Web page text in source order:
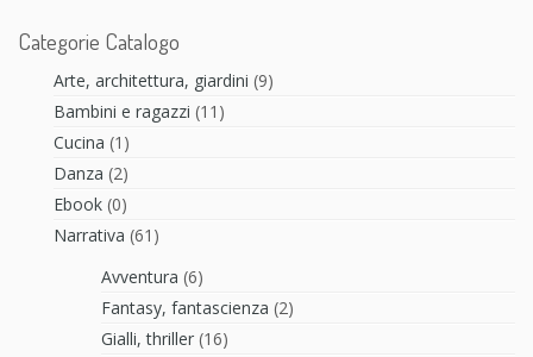
Categorie Catalogo
Arte, architettura, giardini (9)
Bambini e ragazzi (11)
Cucina (1)
Danza (2)
Ebook (0)
Narrativa (61)
Avventura (6)
Fantasy, fantascienza (2)
Gialli, thriller (16)